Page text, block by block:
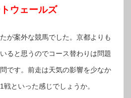
ウェールズ
が案外な競馬でした。京都よりも
ると思うのでコース替わりは問題
です。前走は天気の影響を少なか
といった感じでしょうか。